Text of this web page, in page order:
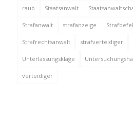
raub Staatsanwalt
Strafanwalt strafanzeige
Strafrechtsanwalt strafverteidiger
Unterlassungsklage
verteidiger